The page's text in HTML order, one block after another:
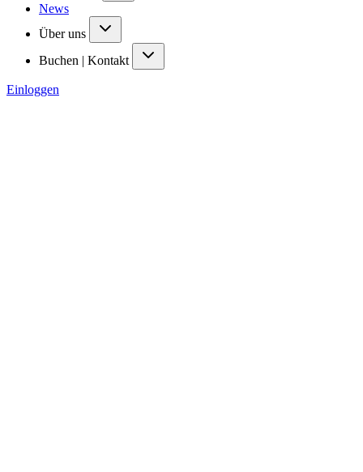
News
Über uns
Buchen | Kontakt
Einloggen